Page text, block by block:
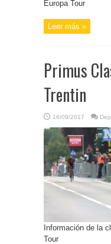
Europa Tour
Leer más »
Primus
Trentin
16/09/2017
Información de la
Tour